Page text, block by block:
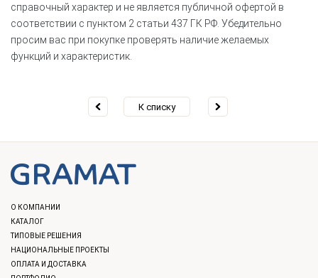
справочный характер и не является публичной офертой в
соответствии с пунктом 2 статьи 437 ГК РФ. Убедительно
просим вас при покупке проверять наличие желаемых
функций и характеристик.
К списку
О КОМПАНИИ
КАТАЛОГ
ТИПОВЫЕ РЕШЕНИЯ
НАЦИОНАЛЬНЫЕ ПРОЕКТЫ
ОПЛАТА И ДОСТАВКА